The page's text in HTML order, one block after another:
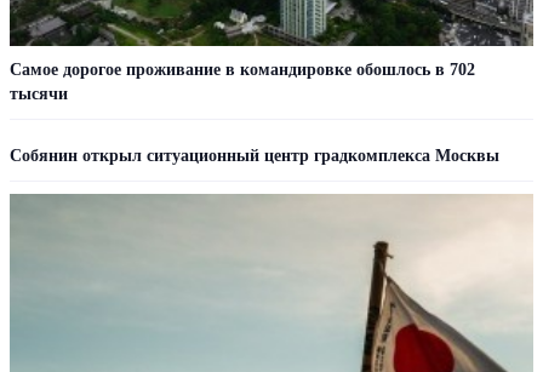
Самое дорогое проживание в командировке обошлось в 702
тысячи
Собянин открыл ситуационный центр градкомплекса Москвы